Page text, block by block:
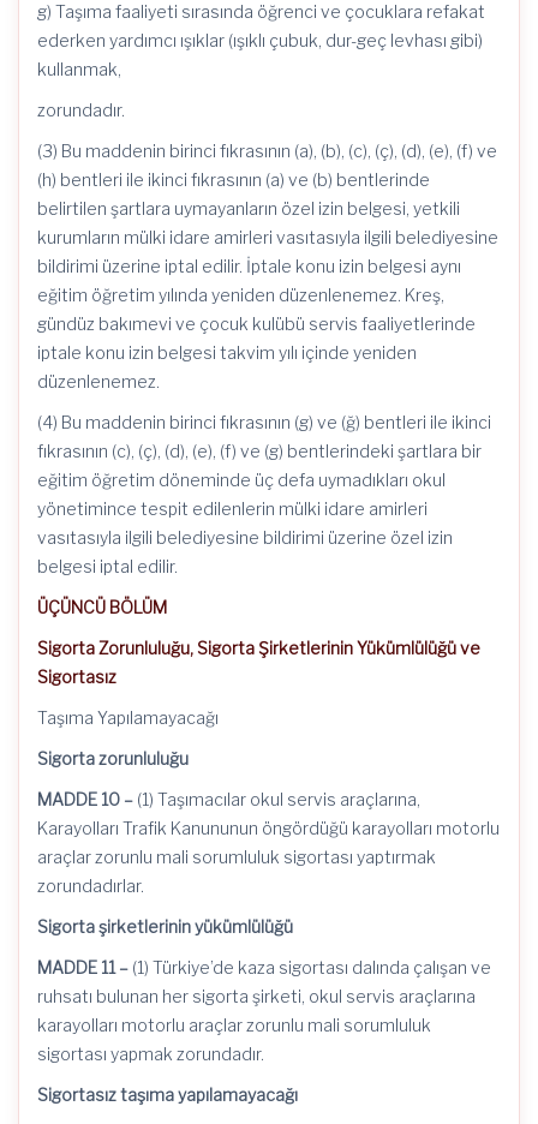
g) Taşıma faaliyeti sırasında öğrenci ve çocuklara refakat
ederken yardımcı ışıklar (ışıklı çubuk, dur-geç levhası gibi)
kullanmak,
zorundadır.
(3) Bu maddenin birinci fıkrasının (a), (b), (c), (ç), (d), (e), (f) ve
(h) bentleri ile ikinci fıkrasının (a) ve (b) bentlerinde
belirtilen şartlara uymayanların özel izin belgesi, yetkili
kurumların mülki idare amirleri vasıtasıyla ilgili belediyesine
bildirimi üzerine iptal edilir. İptale konu izin belgesi aynı
eğitim öğretim yılında yeniden düzenlenemez. Kreş,
gündüz bakımevi ve çocuk kulübü servis faaliyetlerinde
iptale konu izin belgesi takvim yılı içinde yeniden
düzenlenemez.
(4) Bu maddenin birinci fıkrasının (g) ve (ğ) bentleri ile ikinci
fıkrasının (c), (ç), (d), (e), (f) ve (g) bentlerindeki şartlara bir
eğitim öğretim döneminde üç defa uymadıkları okul
yönetimince tespit edilenlerin mülki idare amirleri
vasıtasıyla ilgili belediyesine bildirimi üzerine özel izin
belgesi iptal edilir.
ÜÇÜNCÜ BÖLÜM
Sigorta Zorunluluğu, Sigorta Şirketlerinin Yükümlülüğü ve
Sigortasız
Taşıma Yapılamayacağı
Sigorta zorunluluğu
MADDE 10 – (1) Taşımacılar okul servis araçlarına,
Karayolları Trafik Kanununun öngördüğü karayolları motorlu
araçlar zorunlu mali sorumluluk sigortası yaptırmak
zorundadırlar.
Sigorta şirketlerinin yükümlülüğü
MADDE 11 – (1) Türkiye’de kaza sigortası dalında çalışan ve
ruhsatı bulunan her sigorta şirketi, okul servis araçlarına
karayolları motorlu araçlar zorunlu mali sorumluluk
sigortası yapmak zorundadır.
Sigortasız taşıma yapılamayacağı